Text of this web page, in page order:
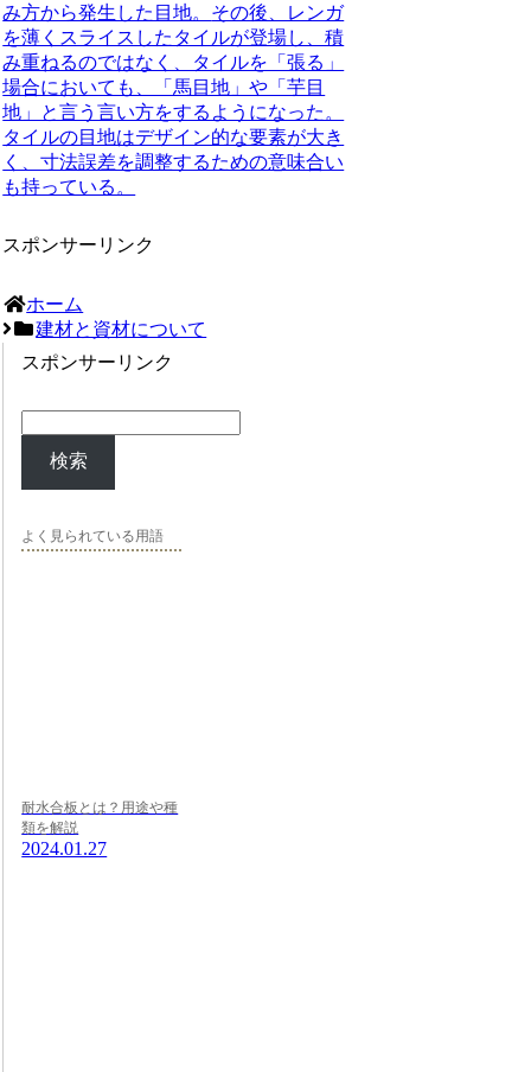
み方から発生した目地。 その後、レンガ
を薄くスライスしたタイルが登場し、積
み重ねるのではなく、タイルを「張る」
場合においても、「馬目地」や「芋目
地」と言う言い方をするようになった。
タイルの目地はデザイン的な要素が大き
く、寸法誤差を調整するための意味合い
も持っている。
スポンサーリンク
ホーム
建材と資材について
スポンサーリンク
検索
よく見られている用語
耐水合板とは？用途や種
類を解説
2024.01.27